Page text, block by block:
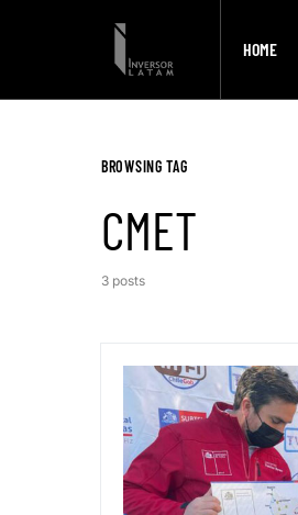
HOME
BROWSING TAG
CMET
3 posts